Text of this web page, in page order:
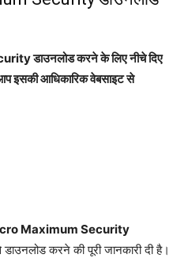
डाउनलोड करने के लिए नीचे दिए
इसकी आधिकारिक वेबसाइट से
Maximum Security
करने की पूरी जानकारी दी है।